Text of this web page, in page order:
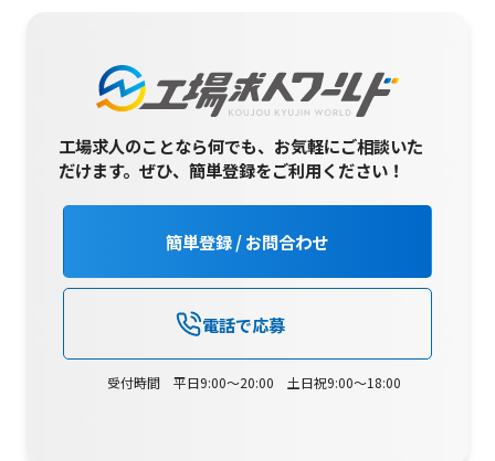
工場求人のことなら何でも、お気軽にご相談いた
だけます。ぜひ、簡単登録をご利用ください！
簡単登録 / お問合わせ
電話で応募
受付時間 平日9:00～20:00 土日祝9:00～18:00